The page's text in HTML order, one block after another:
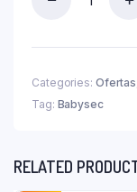
36
quantity
Categories: Ofertas
Tag: Babysec
RELATED